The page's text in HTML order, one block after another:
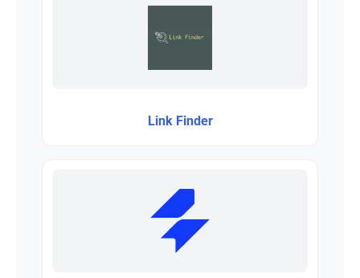
Link Finder